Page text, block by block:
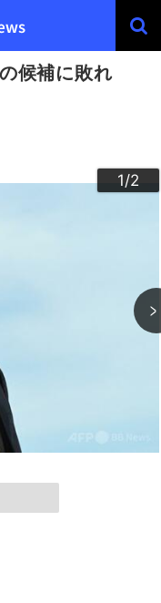
候補に敗れ
1/2
2/2